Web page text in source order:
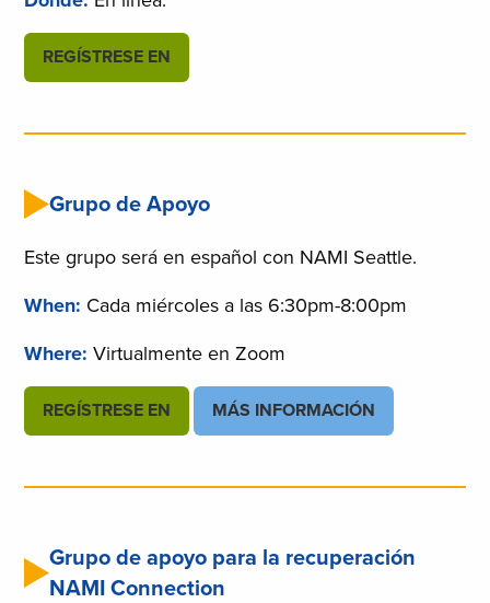
REGÍSTRESE EN
Grupo de Apoyo
Este grupo será en español con NAMI Seattle.
When: Cada miércoles a las 6:30pm-8:00pm
Where:Virtualmente en Zoom
REGÍSTRESE EN MÁS INFORMACIÓN
Grupo de apoyo para la recuperación
NAMI Connection